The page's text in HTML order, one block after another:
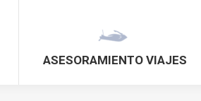
ASESORAMIENTO VIAJES